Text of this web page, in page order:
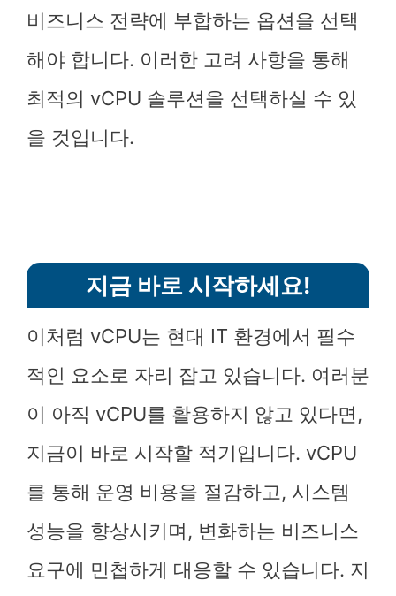
비즈니스 전략에 부합하는 옵션을 선택
해야 합니다. 이러한 고려 사항을 통해
최적의 vCPU 솔루션을 선택하실 수 있
을 것입니다.
지금 바로 시작하세요!
이처럼 vCPU는 현대 IT 환경에서 필수
적인 요소로 자리 잡고 있습니다. 여러분
이 아직 vCPU를 활용하지 않고 있다면,
지금이 바로 시작할 적기입니다. vCPU
를 통해 운영 비용을 절감하고, 시스템
성능을 향상시키며, 변화하는 비즈니스
요구에 민첩하게 대응할 수 있습니다. 지